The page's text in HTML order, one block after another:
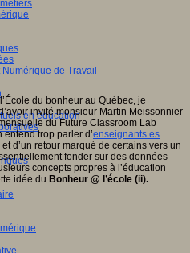
de Travail
en éducation
du bonheur au Québec, je
invité monsieur Martin Meissonnier
du Future Classroom Lab
entend trop parler d’enseignants.es
d’un retour marqué de certains vers un
fonder sur des données
concepts propres à l’éducation
idée du Bonheur @ l’école (ii).